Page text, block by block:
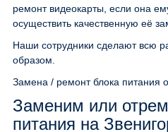
ремонт видеокарты, если она
осуществить качественную её
Наши сотрудники сделают всю
образом.
Замена / ремонт блока питания
Заменим или
питания на